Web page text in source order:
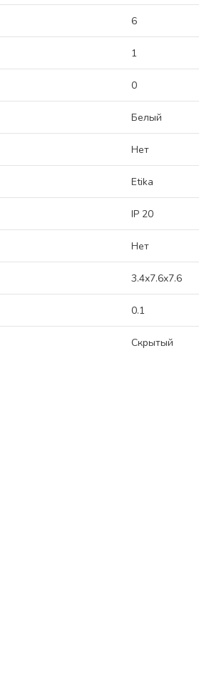
6
1
0
Белый
Нет
Etika
IP 20
Нет
3.4x7.6x7.6
0.1
Скрытый